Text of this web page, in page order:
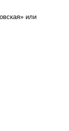
или